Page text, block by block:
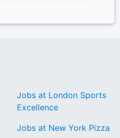
Jobs at London Sports
Excellence
Jobs at New York Pizza